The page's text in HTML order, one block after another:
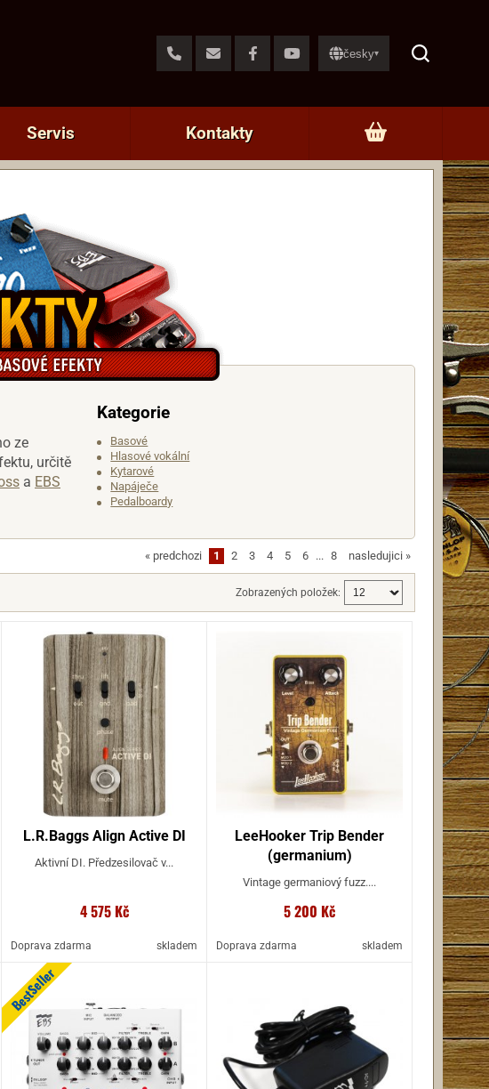
česky▾
Servis Kontakty
ze
určitě
a EBS
Kategorie
Basové
Hlasové vokální
Kytarové
Napáječe
Pedalboardy
« predchozi 1 2 3 4 5 6 ... 8 nasledujici »
Zobrazených položek:
L.R.Baggs Align Active DI
Aktivní DI. Předzesilovač v...
4 575 Kč
Doprava zdarma skladem
LeeHooker Trip Bender
(germanium)
Vintage germaniový fuzz....
5 200 Kč
Doprava zdarma skladem
BestSeller